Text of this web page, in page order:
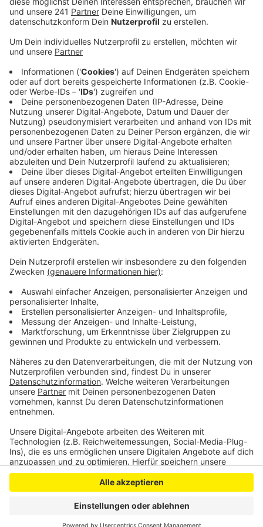
Anzeige
Veröffentlicht:Dienstag, 28.07.2020 17:30
Anzeige
“Geht weg, sonst passiert etwas Schlimmes” - mit
diesen Worten hatte der 51-Jährige die
Gerichtsvollzieherin und zwei Polizeibeamte gegen
14.30 Uhr bedroht und sich in seiner Wohnung
verschanzt. Über Stunden haben Polizei und SEK-
Beamten mit dem Mann diskutiert. Erst
abends gegen 19.40 Uhr haben die SEK-Polizisten
schließlich seine Wohnung gestürmt und den Mann
festgenommen. Obwohl er sich gewehrt hat, wurde er
nicht verletzt.
In seiner Wohnung haben die Polizisten unter anderem
eine Armbrust und dazugehörende Stahlbolzen sowie
eine Luftdruckpistole gefunden. Der Bereich um die
Adalbertstraße in Opladen war wegen des Einsatzes
über Stunden gesperrt.
Anzeige